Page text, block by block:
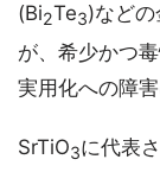
(Bi2Te3)など
が、希少かつ
実用化への障害
SrTiO3に代表